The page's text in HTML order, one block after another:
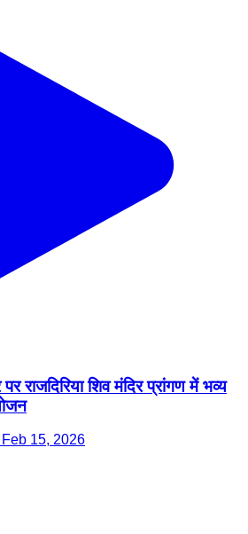
पर राजदिरिया शिव मंदिर प्रांगण में भव्य
15, 2026